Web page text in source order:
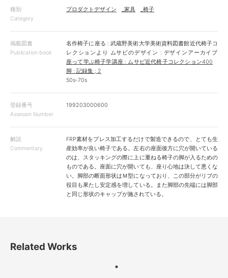
種別
Category
プロダクトデザイン _家具 _椅子
掲載図書
Publication book
名作椅子に座る : 武蔵野美術大学美術資料図書館近代椅子コ
レクションより
座って学ぶ椅子学講座 : ムサビ近代椅子コレクション400
脚 : 記録集 ; 2
ムサビのデザイン : デザインアーカイブ
50s-70s
登録番号
Assesion Number
199203000600
解説
Commentary
FRP素材をプレス加工するだけで製造できるので、とても生
産効率が良い椅子である。左右の座面後方に穴が開いている
のは、スタッキングの際に上に重ねる椅子の脚が入るための
ものである。座面に穴が開いても、座り心地は決して悪くな
い。脚部の断面形状はＭ型になっており、この部分がリブの
役目も果たし安定感を増している。また脚部の先端には脚部
と同じ形状のキャップが施されている。
Related Works